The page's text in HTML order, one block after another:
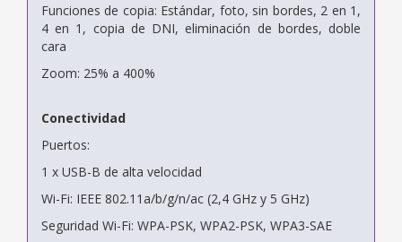
Funciones de copia: Estándar, foto, sin bordes, 2 en 1,
4 en 1, copia de DNI, eliminación de bordes, doble
cara
Zoom: 25% a 400%
Conectividad
Puertos:
1 x USB-B de alta velocidad
Wi-Fi: IEEE 802.11a/b/g/n/ac (2,4 GHz y 5 GHz)
Seguridad Wi-Fi: WPA-PSK, WPA2-PSK, WPA3-SAE